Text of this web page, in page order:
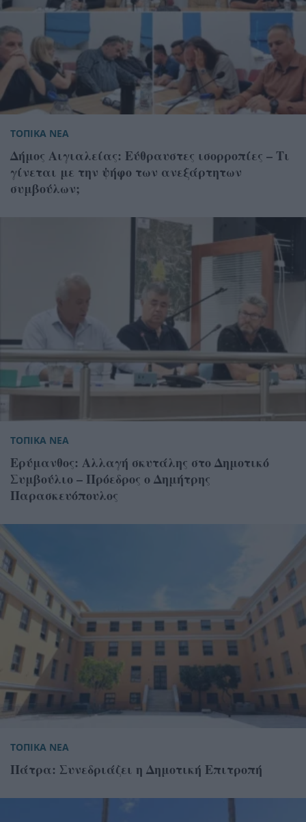
ΤΟΠΙΚΑ ΝΕΑ
Δήμος Αιγιαλείας: Εύθραυστες ισορροπίες – Τι
γίνεται με την ψήφο των ανεξάρτητων
συμβούλων;
ΤΟΠΙΚΑ ΝΕΑ
Ερύμανθος: Αλλαγή σκυτάλης στο Δημοτικό
Συμβούλιο – Πρόεδρος ο Δημήτρης
Παρασκευόπουλος
ΤΟΠΙΚΑ ΝΕΑ
Πάτρα: Συνεδριάζει η Δημοτική Επιτροπή